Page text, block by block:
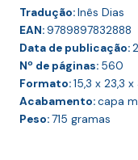
Tradução:Inês Dias
EAN:9789897832888
Data de publicação:
Nº de páginas: 560
Formato:15,3 x 23,3 x
Acabamento:capa
Peso:715 gramas